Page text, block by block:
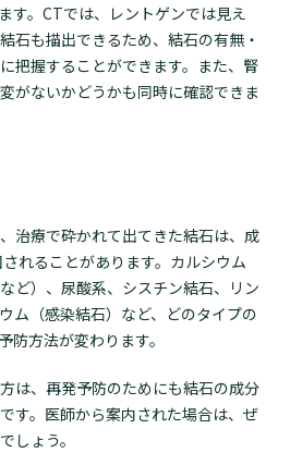
す。CTでは、レントゲンでは見え
石も描出できるため、結石の有無・
把握することができます。また、腎
がないかどうかも同時に確認できま
治療で砕かれて出てきた結石は、成
れることがあります。カルシウム
ど）、尿酸系、シスチン結石、リン
ム（感染結石）など、どのタイプの
防方法が変わります。
は、再発予防のためにも結石の成分
す。医師から案内された場合は、ぜ
しょう。